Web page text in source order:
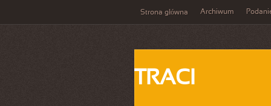
Strona główna Archiwum
TRACI